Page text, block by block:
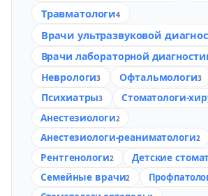
Травматологи4
Врачи ультразвуковой
Врачи лабораторной
Неврологи3 Офтальмологи3
Психиатры3 Стоматологи-
Анестезиологи2
Анестезиологи-реаниматологи2
Рентгенологи2 Детские
Семейные врачи2